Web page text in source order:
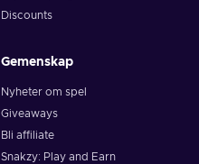
Discounts
Gemenskap
Nyheter om spel
Giveaways
Bli affiliate
Snakzy: Play and Earn